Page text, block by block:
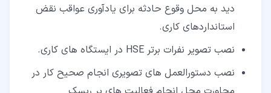
دید به محل وقوع حادثه برای یادآوری عواقب نقض
استانداردهای کاری.
نصب تصویر نفرات برتر HSE در ایستگاه های کاری.
نصب دستورالعمل های تصویری انجام صحیح کار در